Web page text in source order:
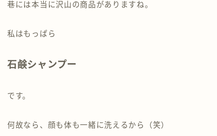
巷には本当に沢山の商品がありますね。
私はもっぱら
石鹸シャンプー
です。
何故なら、顔も体も一緒に洗えるから（笑）